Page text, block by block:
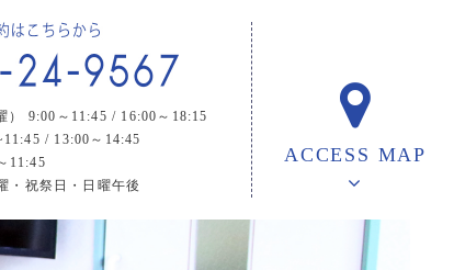
9:00～11:45 / 16:00～18:15
/ 13:00～14:45
11:45
・祝祭日・日曜午後
ACCESS MAP